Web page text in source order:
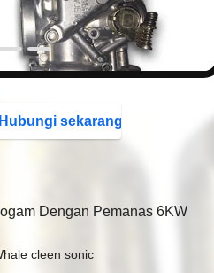
Hubungi sekarang
Dengan Pemanas 6KW
cleen sonic